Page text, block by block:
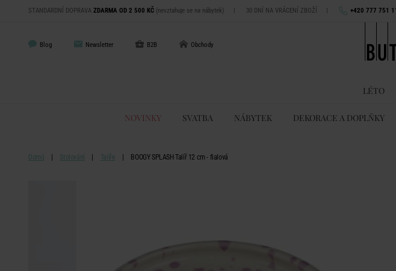
STANDARDNÍ DOPRAVA ZDARMA OD 2 500 KČ (nevztahuje se na nábytek) | 30 DNÍ NA VRÁCENÍ ZBOŽÍ | +420 777 751
Blog Newsletter B2B Obchody
LÉTO
NOVINKY SVATBA NÁBYTEK DEKORACE A DOPLŇKY
Domů Stolování Talíře BOOGY SPLASH Talíř 12 cm - fialová